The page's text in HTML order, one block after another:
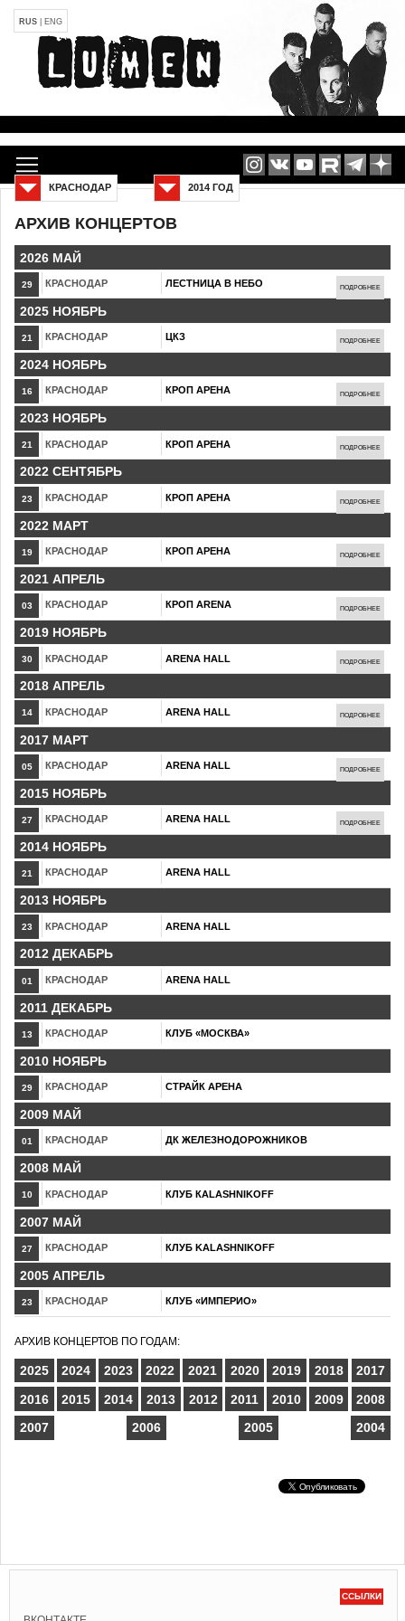
RUS ENG
АРХИВ КОНЦЕРТОВ
2014 ГОД
КРАСНОДАР
2026 МАЙ
29 КРАСНОДАР ЛЕСТНИЦА В НЕБО ПОДРОБНЕЕ
2025 НОЯБРЬ
21 КРАСНОДАР ЦКЗ ПОДРОБНЕЕ
2024 НОЯБРЬ
16 КРАСНОДАР КРОП АРЕНА ПОДРОБНЕЕ
2023 НОЯБРЬ
21 КРАСНОДАР КРОП АРЕНА ПОДРОБНЕЕ
2022 СЕНТЯБРЬ
23 КРАСНОДАР КРОП АРЕНА ПОДРОБНЕЕ
2022 МАРТ
19 КРАСНОДАР КРОП АРЕНА ПОДРОБНЕЕ
2021 АПРЕЛЬ
03 КРАСНОДАР КРОП ARENA ПОДРОБНЕЕ
2019 НОЯБРЬ
30 КРАСНОДАР ARENA HALL ПОДРОБНЕЕ
2018 АПРЕЛЬ
14 КРАСНОДАР ARENA HALL ПОДРОБНЕЕ
2017 МАРТ
05 КРАСНОДАР ARENA HALL ПОДРОБНЕЕ
2015 НОЯБРЬ
27 КРАСНОДАР ARENA HALL ПОДРОБНЕЕ
2014 НОЯБРЬ
21 КРАСНОДАР ARENA HALL
2013 НОЯБРЬ
23 КРАСНОДАР ARENA HALL
2012 ДЕКАБРЬ
01 КРАСНОДАР ARENA HALL
2011 ДЕКАБРЬ
13 КРАСНОДАР КЛУБ «МОСКВА»
2010 НОЯБРЬ
29 КРАСНОДАР СТРАЙК АРЕНА
2009 МАЙ
01 КРАСНОДАР ДК ЖЕЛЕЗНОДОРОЖНИКОВ
2008 МАЙ
10 КРАСНОДАР КЛУБ КALASHNIKOFF
2007 МАЙ
27 КРАСНОДАР КЛУБ KALASHNIKOFF
2005 АПРЕЛЬ
23 КРАСНОДАР КЛУБ «ИМПЕРИО»
АРХИВ КОНЦЕРТОВ ПО ГОДАМ:
2025 2024 2023 2022 2021 2020 2019 2018
2017
2016
2015 2014 2013 2012 2011 2010 2009
2008
2007
2006 2005 2004
ССЫЛКИ